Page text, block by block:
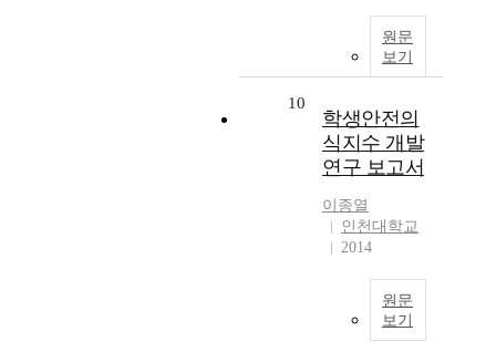
원문
보기
10
학생안전의
식지수 개발
연구 보고서
이종열
인천대학교
2014
원문
보기